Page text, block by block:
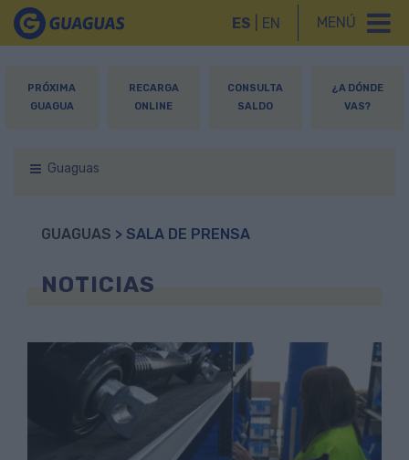
MENÚ
ES EN
PRÓXIMA
GUAGUA
RECARGA
ONLINE
CONSULTA
SALDO
¿A DÓNDE
VAS?
Guaguas
GUAGUAS > SALA DE PRENSA
NOTICIAS